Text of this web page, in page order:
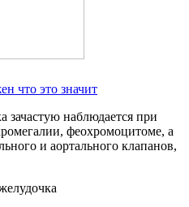
что это значит
зачастую наблюдается при
феохромоцитоме, а
и аортального клапанов,